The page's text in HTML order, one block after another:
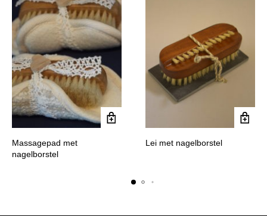
Massagepad met
nagelborstel
Lei met nagelborstel